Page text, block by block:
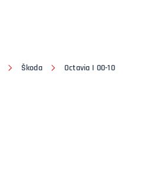
Škoda Octavia I 00-10